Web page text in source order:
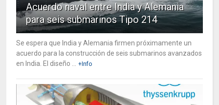
Acuerdo naval entre India y Alemania
para seis submarinos Tipo 214
Se espera que India y Alemania firmen próximamente un
acuerdo para la construcción de seis submarinos avanzados
en India. El diseño ...
+Info